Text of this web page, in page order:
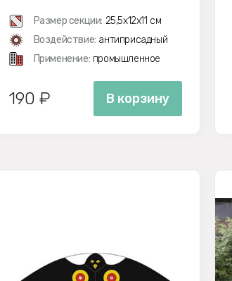
Размер секции: 25,5х12х11 см
Воздействие: антиприсадный
Применение: промышленное
190 ₽ В корзину